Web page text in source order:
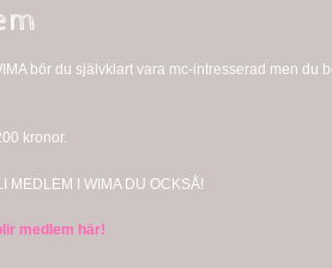
bör du självklart vara mc-intresserad men du
kronor.
MEDLEM I WIMA DU OCKSÅ!
medlem här!